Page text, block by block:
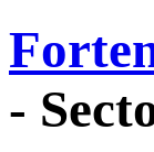
-